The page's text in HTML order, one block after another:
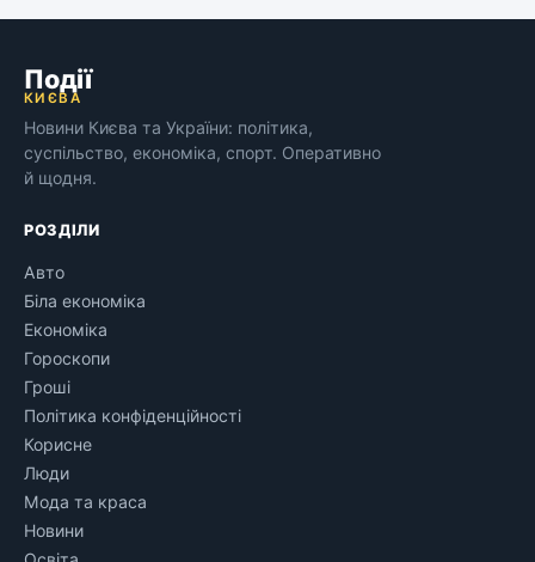
Події
КИЄВА
Новини Києва та України: політика,
суспільство, економіка, спорт. Оперативно
й щодня.
РОЗДІЛИ
Авто
Біла економіка
Економіка
Гороскопи
Гроші
Політика конфіденційності
Корисне
Люди
Мода та краса
Новини